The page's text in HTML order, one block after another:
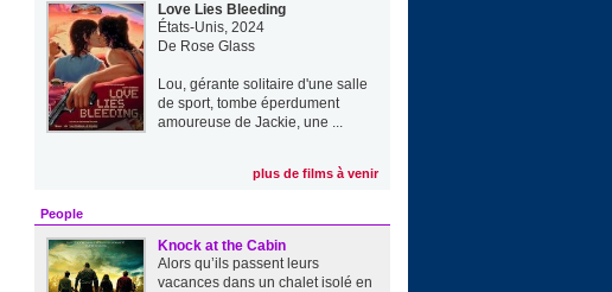
Love Lies Bleeding
États-Unis, 2024
De Rose Glass
Lou, gérante solitaire d'une salle
de sport, tombe éperdument
amoureuse de Jackie, une ...
plus de films à venir
People
Knock at the Cabin
Alors qu’ils passent leurs
vacances dans un chalet isolé en